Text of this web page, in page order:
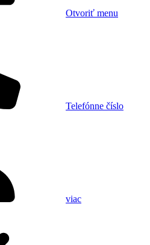
Otvoriť menu
Telefónne číslo
viac